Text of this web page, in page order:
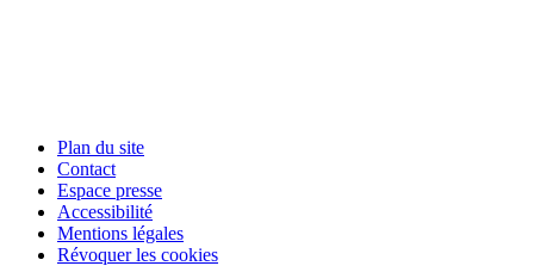
Plan du site
Contact
Espace presse
Accessibilité
Mentions légales
Révoquer les cookies